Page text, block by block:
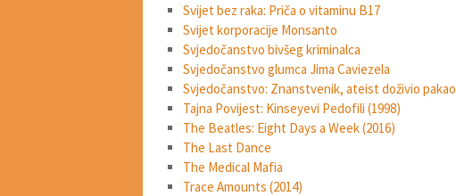
Svijet bez raka: Priča o vitaminu B17
Svijet korporacije Monsanto
Svjedočanstvo bivšeg kriminalca
Svjedočanstvo glumca Jima Caviezela
Svjedočanstvo: Znanstvenik, ateist doživio pakao
Tajna Povijest: Kinseyevi Pedofili (1998)
The Beatles: Eight Days a Week (2016)
The Last Dance
The Medical Mafia
Trace Amounts (2014)